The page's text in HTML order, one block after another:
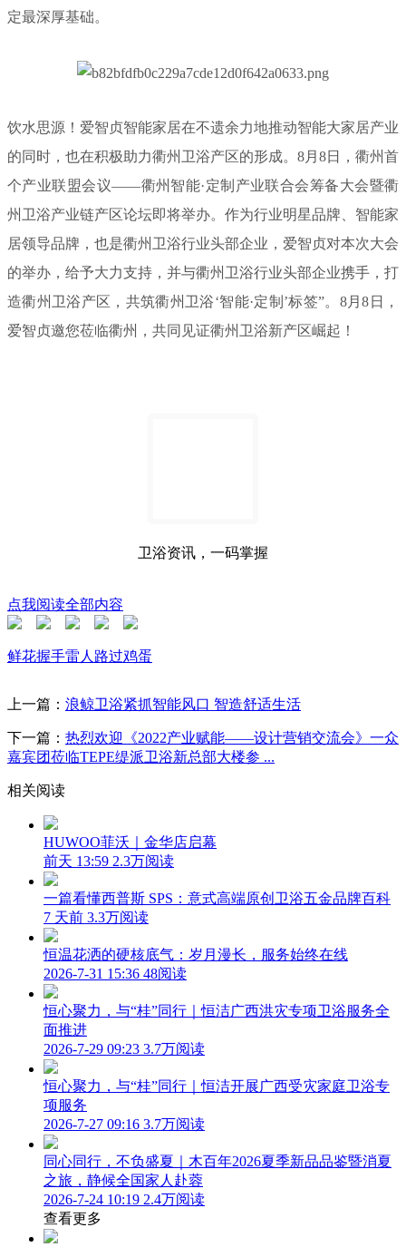
定最深厚基础。
饮水思源！爱智贞智能家居在不遗余力地推动智能大家居产业
的同时，也在积极助力衢州卫浴产区的形成。8月8日，衢州首
个产业联盟会议——衢州智能·定制产业联合会筹备大会暨衢
州卫浴产业链产区论坛即将举办。作为行业明星品牌、智能家
居领导品牌，也是衢州卫浴行业头部企业，爱智贞对本次大会
的举办，给予大力支持，并与衢州卫浴行业头部企业携手，打
造衢州卫浴产区，共筑衢州卫浴‘智能·定制’标签”。8月8日，
爱智贞邀您莅临衢州，共同见证衢州卫浴新产区崛起！
卫浴资讯，一码掌握
点我阅读全部内容
鲜花握手雷人 路过鸡蛋
上一篇： 浪鲸卫浴紧抓智能风口 智造舒适生活
下一篇： 热烈欢迎《2022产业赋能——设计营销交流会》一众
嘉宾团莅临TEPE缇派卫浴新总部大楼参 ...
相关阅读
HUWOO菲沃｜金华店启幕
前天 13:59 2.3万阅读
一篇看懂西普斯 SPS：意式高端原创卫浴五金品牌百科
7 天前 3.3万阅读
恒温花洒的硬核底气：岁月漫长，服务始终在线
2026-7-31 15:36 48阅读
恒心聚力，与“桂”同行｜恒洁广西洪灾专项卫浴服务全
面推进
2026-7-29 09:23 3.7万阅读
恒心聚力，与“桂”同行｜恒洁开展广西受灾家庭卫浴专
项服务
2026-7-27 09:16 3.7万阅读
同心同行，不负盛夏｜木百年2026夏季新品品鉴暨消夏
之旅，静候全国家人赴蓉
2026-7-24 10:19 2.4万阅读
查看更多